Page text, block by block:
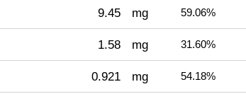
9.45 mg 59.06%
1.58 mg 31.60%
0.921 mg 54.18%